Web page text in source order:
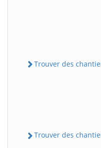
Trouver des
Trouver des